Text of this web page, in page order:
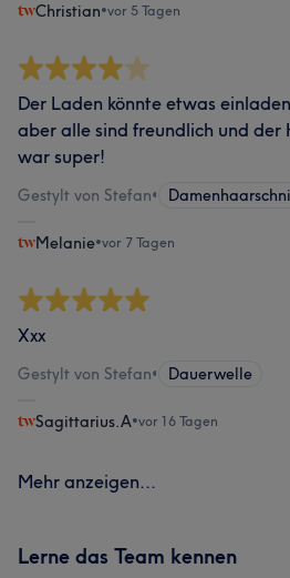
Christian•vor 5 Tagen
Der Laden könnte etwas
aber alle sind freundlich und der
war super!
Gestylt von Stefan•
Melanie•vor 7 Tagen
Xxx
Gestylt von Stefan• Dauerwelle
Sagittarius.A•vor 16 Tagen
Mehr anzeigen...
Lerne das Team kennen